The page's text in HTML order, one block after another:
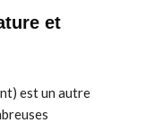
et
est un autre